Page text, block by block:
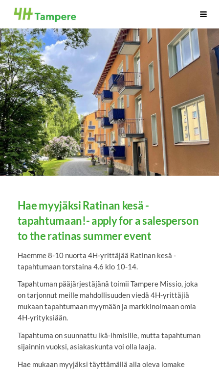
Siirry
sivun
sisältöön
Tampereen 4H-yhdistys
Hae myyjäksi Ratinan kesä -
tapahtumaan!- apply for a salesperson
to the ratinas summer event
Haemme 8-10 nuorta 4H-yrittäjää Ratinan kesä -
tapahtumaan torstaina 4.6 klo 10-14.
Tapahtuman pääjärjestäjänä toimii Tampere Missio, joka
on tarjonnut meille mahdollisuuden viedä 4H-yrittäjiä
mukaan tapahtumaan myymään ja markkinoimaan omia
4H-yrityksiään.
Tapahtuma on suunnattu ikä-ihmisille, mutta tapahtuman
sijainnin vuoksi, asiakaskunta voi olla laaja.
Hae mukaan myyjäksi täyttämällä alla oleva lomake